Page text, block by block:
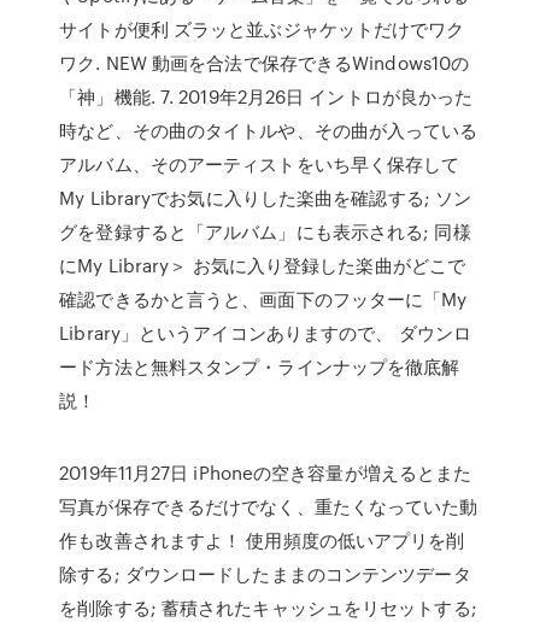
サイトが便利 ズラッと並ぶジャケットだけでワク
ワク. NEW 動画を合法で保存できるWindows10の
「神」機能. 7. 2019年2月26日 イントロが良かった
時など、その曲のタイトルや、その曲が入っている
アルバム、そのアーティストをいち早く保存して
My Libraryでお気に入りした楽曲を確認する; ソン
グを登録すると「アルバム」にも表示される; 同様
にMy Library＞ お気に入り登録した楽曲がどこで
確認できるかと言うと、画面下のフッターに「My
Library」というアイコンありますので、 ダウンロ
ード方法と無料スタンプ・ラインナップを徹底解
説！
2019年11月27日 iPhoneの空き容量が増えるとまた
写真が保存できるだけでなく、重たくなっていた動
作も改善されますよ！ 使用頻度の低いアプリを削
除する; ダウンロードしたままのコンテンツデータ
を削除する; 蓄積されたキャッシュをリセットする;